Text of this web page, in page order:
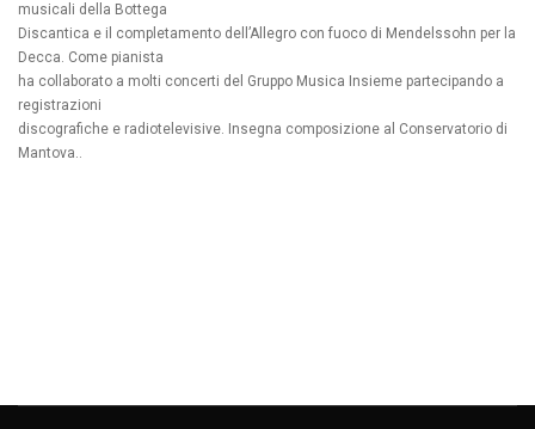
musicali della Bottega
Discantica e il completamento dell’Allegro con fuoco di Mendelssohn per la
Decca. Come pianista
ha collaborato a molti concerti del Gruppo Musica Insieme partecipando a
registrazioni
discografiche e radiotelevisive. Insegna composizione al Conservatorio di
Mantova..